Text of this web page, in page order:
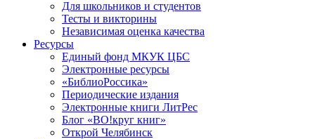
Для школьников и студентов
Тесты и викторины
Независимая оценка качества
Ресурсы
Единый фонд МКУК ЦБС
Электронные ресурсы
«БиблиоРоссика»
Периодические издания
Электронные книги ЛитРес
Блог «ВО!круг книг»
Открой Челябинск